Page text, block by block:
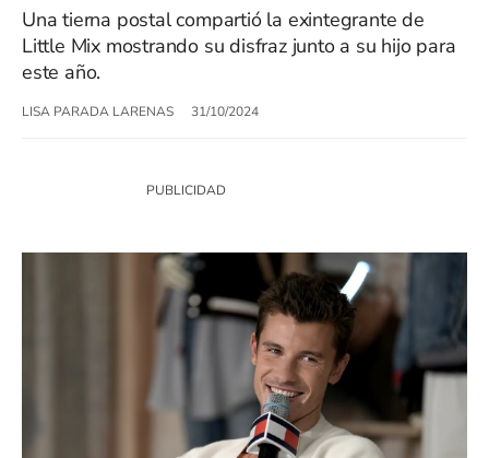
Una tierna postal compartió la exintegrante de
Little Mix mostrando su disfraz junto a su hijo para
este año.
LISA PARADA LARENAS 31/10/2024